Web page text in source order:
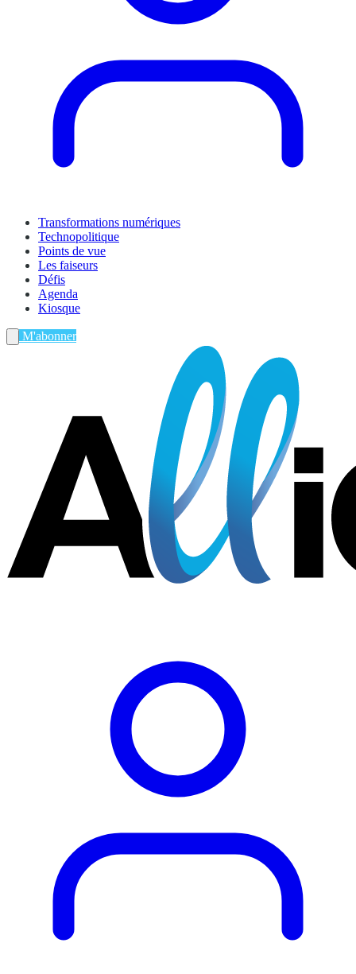
Transformations numériques
Technopolitique
Points de vue
Les faiseurs
Défis
Agenda
Kiosque
M'abonner